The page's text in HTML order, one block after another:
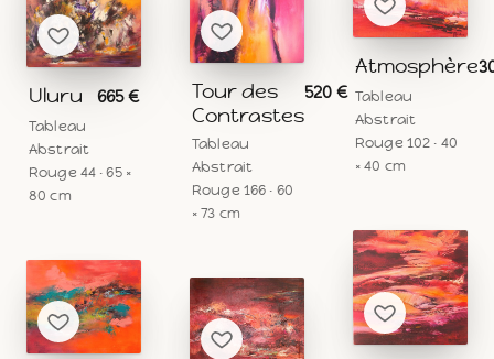
Uluru 665 €
Tableau
Abstrait
Rouge 44 · 65 ×
80 cm
Tour des
Contrastes
520 €
Tableau
Abstrait
Rouge 166 · 60
× 73 cm
Atmosphère
Tableau
Abstrait
Rouge 102 · 40
× 40 cm